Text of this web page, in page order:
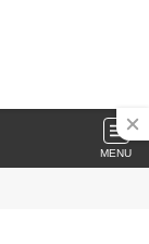
MENU